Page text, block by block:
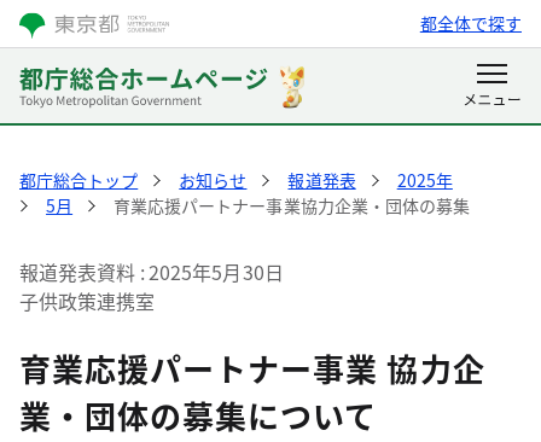
都全体で探す
都庁総合トップ お知らせ 報道発表
2025年
5月
育業応援パートナー事業協力企業・団体の募集
報道発表資料 2025年5月30日
子供政策連携室
育業応援パートナー事業 協力企
業・団体の募集について